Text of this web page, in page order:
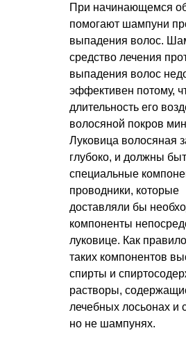
При начинающемся
помогают шампуни
выпадения волос.
средство лечения
выпадения волос
эффективен потому,
длительность его
волосяной покров
Луковица волосяная
глубоко, и должны
специальные
проводники, которые
доставляли бы
компоненты
луковице. Как
таких компонентов
спирты и
растворы,
лечебных лосьонах и
но не шампунях.